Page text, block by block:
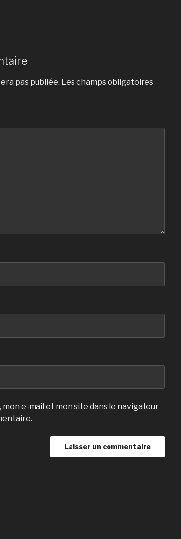
pas publiée. Les champs obligatoires
e-mail et mon site dans le navigateur